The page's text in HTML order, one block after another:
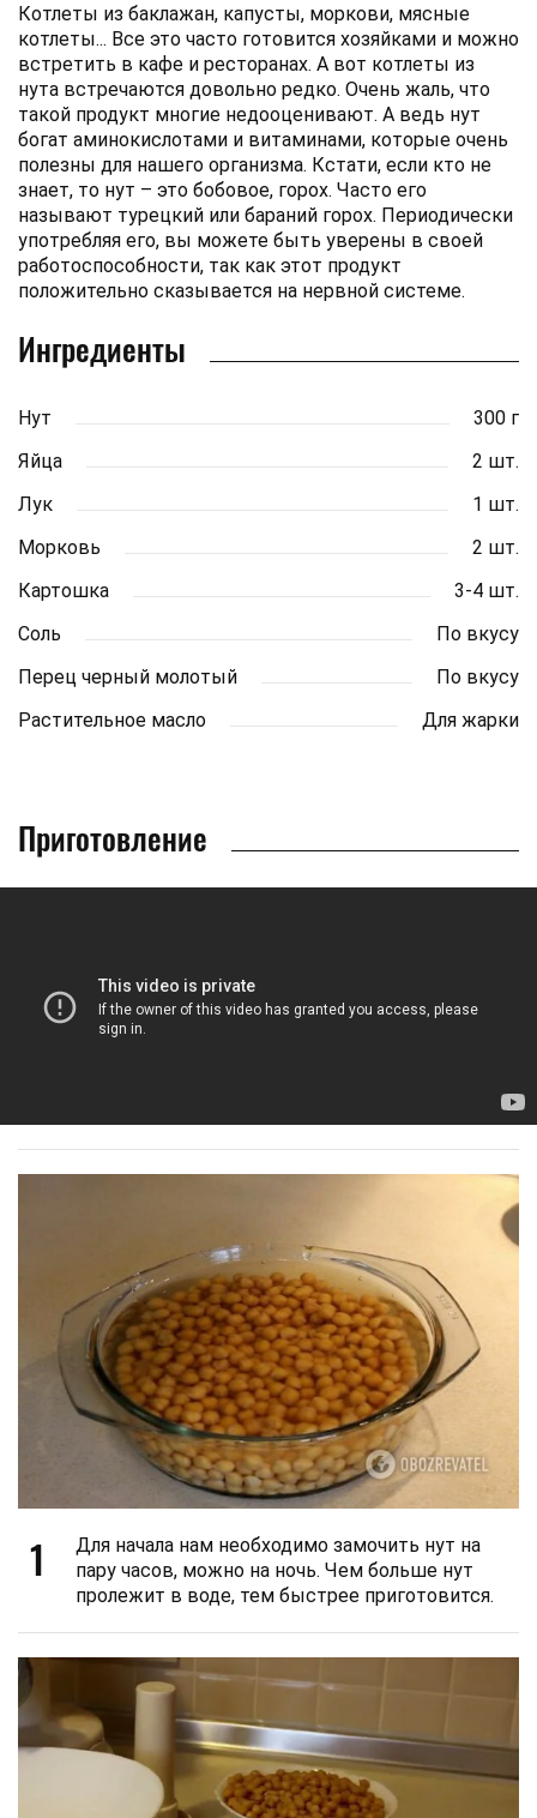
Котлеты из баклажан, капусты, моркови, мясные
котлеты... Все это часто готовится хозяйками и можно
встретить в кафе и ресторанах. А вот котлеты из
нута встречаются довольно редко. Очень жаль, что
такой продукт многие недооценивают. А ведь нут
богат аминокислотами и витаминами, которые очень
полезны для нашего организма. Кстати, если кто не
знает, то нут – это бобовое, горох. Часто его
называют турецкий или бараний горох. Периодически
употребляя его, вы можете быть уверены в своей
работоспособности, так как этот продукт
положительно сказывается на нервной системе.
Ингредиенты
Нут
300 г
Яйца
2 шт.
Лук
1 шт.
Морковь
2 шт.
Картошка
3-4 шт.
Соль
По вкусу
Перец черный молотый
По вкусу
Растительное масло
Для жарки
Приготовление
1
Для начала нам необходимо замочить нут на
пару часов, можно на ночь. Чем больше нут
пролежит в воде, тем быстрее приготовится.